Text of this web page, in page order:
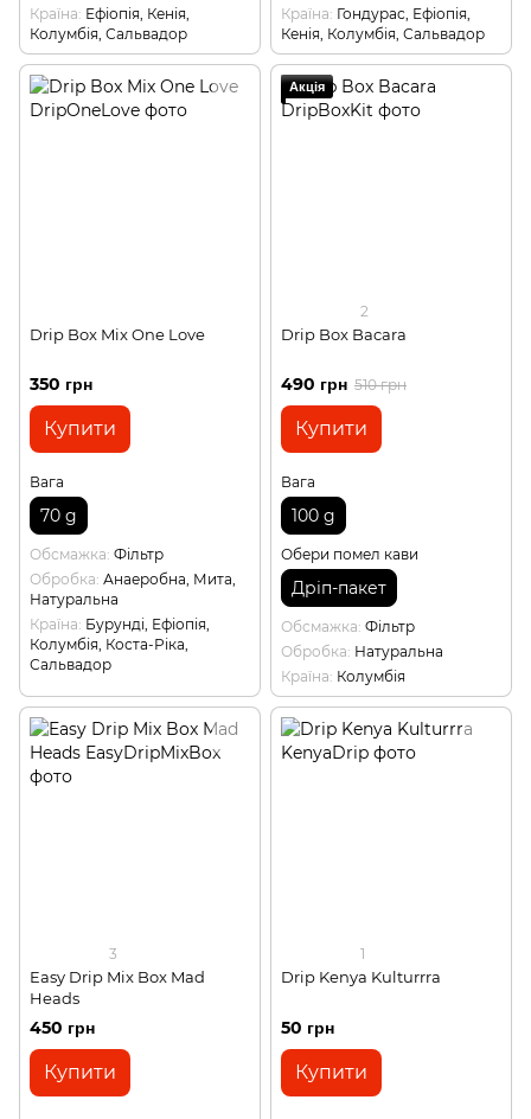
Країна Ефіопія, Кенія,
Колумбія, Сальвадор
Країна Гондурас, Ефіопія,
Кенія, Колумбія, Сальвадор
Drip Box Mix One Love
350 грн
Купити
Вага
70 g
Обсмажка Фільтр
Обробка Анаеробна, Мита,
Натуральна
Країна Бурунді, Ефіопія,
Колумбія, Коста-Ріка,
Сальвадор
Акція
2
Drip Box Bacara
490 грн 510 грн
Купити
Вага
100 g
Обери помел кави
Дріп-пакет
Обсмажка Фільтр
Обробка Натуральна
Країна Колумбія
3
Easy Drip Mix Box Mad
Heads
450 грн
Купити
1
Drip Kenya Kulturrra
50 грн
Купити